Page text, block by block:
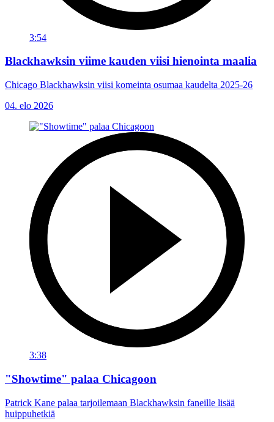
3:54
Blackhawksin viime kauden viisi hienointa maalia
Chicago Blackhawksin viisi komeinta osumaa kaudelta 2025-26
04. elo 2026
3:38
"Showtime" palaa Chicagoon
Patrick Kane palaa tarjoilemaan Blackhawksin faneille lisää
huippuhetkiä